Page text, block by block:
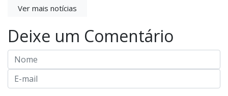
Ver mais notícias
Deixe um Comentário